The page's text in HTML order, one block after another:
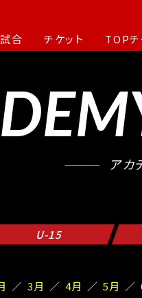
試合 チケット TOPチ
アカ
U-15
3月 4月 5月